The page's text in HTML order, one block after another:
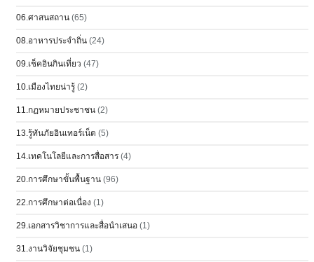
06.ศาสนสถาน (65)
08.อาหารประจำถิ่น (24)
09.เช็คอินกินเที่ยว (47)
10.เมืองไทยน่ารู้ (2)
11.กฏหมายประชาชน (2)
13.รู้ทันภัยอินเทอร์เน็ต (5)
14.เทคโนโลยีและการสื่อสาร (4)
20.การศึกษาขั้นพื้นฐาน (96)
22.การศึกษาต่อเนื่อง (1)
29.เอกสารวิชาการและสื่อนำเสนอ (1)
31.งานวิจัยชุมชน (1)